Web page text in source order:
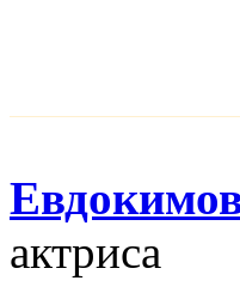
актриса